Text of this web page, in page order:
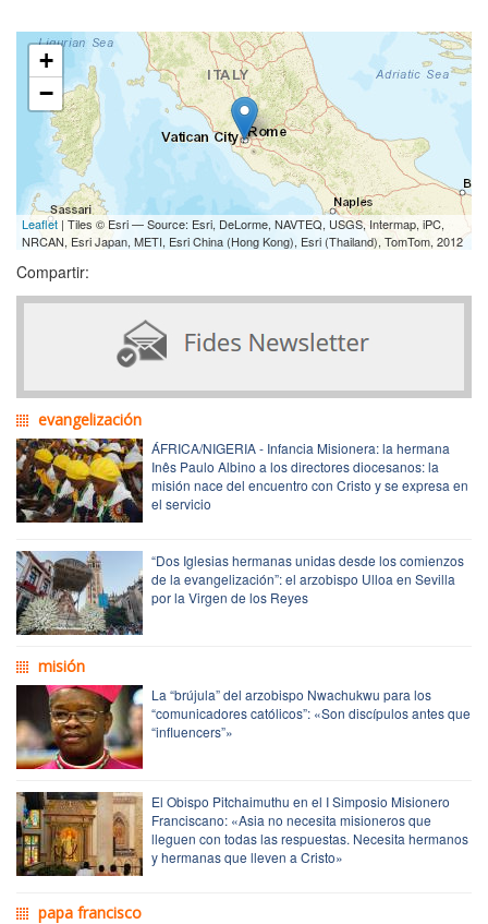
+
−
Leaflet | Tiles © Esri — Source: Esri, DeLorme, NAVTEQ, USGS, Intermap, iPC,
NRCAN, Esri Japan, METI, Esri China (Hong Kong), Esri (Thailand), TomTom, 2012
Compartir:
evangelización
ÁFRICA/NIGERIA - Infancia Misionera: la hermana
Inês Paulo Albino a los directores diocesanos: la
misión nace del encuentro con Cristo y se expresa en
el servicio
“Dos Iglesias hermanas unidas desde los comienzos
de la evangelización”: el arzobispo Ulloa en Sevilla
por la Virgen de los Reyes
misión
La “brújula” del arzobispo Nwachukwu para los
“comunicadores católicos”: «Son discípulos antes que
“influencers”»
El Obispo Pitchaimuthu en el I Simposio Misionero
Franciscano: «Asia no necesita misioneros que
lleguen con todas las respuestas. Necesita hermanos
y hermanas que lleven a Cristo»
papa francisco